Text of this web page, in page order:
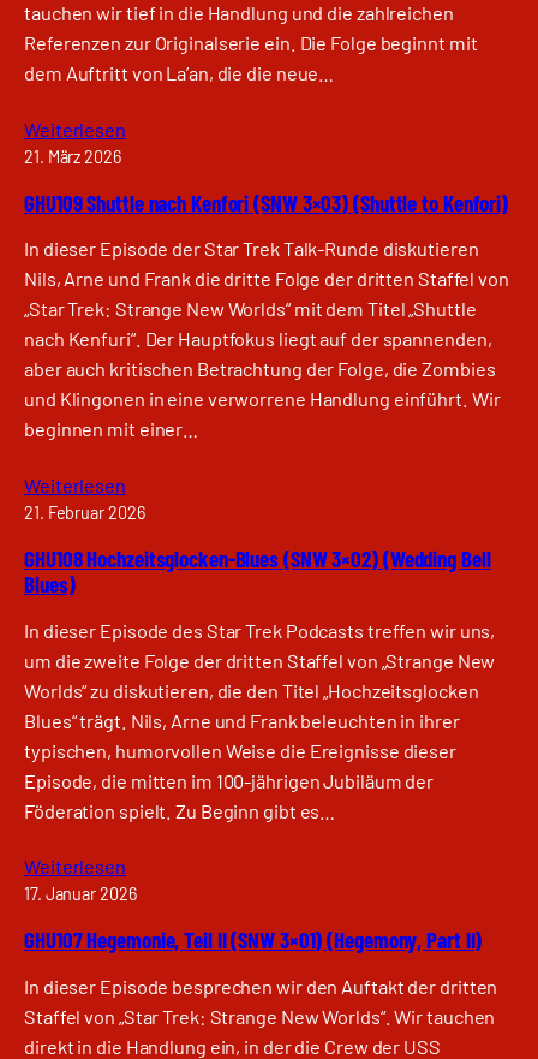
tauchen wir tief in die Handlung und die zahlreichen
Referenzen zur Originalserie ein. Die Folge beginnt mit
dem Auftritt von La’an, die die neue…
Weiterlesen
21. März 2026
GHU109 Shuttle nach Kenfori (SNW 3×03) (Shuttle to Kenfori)
In dieser Episode der Star Trek Talk-Runde diskutieren
Nils, Arne und Frank die dritte Folge der dritten Staffel von
„Star Trek: Strange New Worlds“ mit dem Titel „Shuttle
nach Kenfuri“. Der Hauptfokus liegt auf der spannenden,
aber auch kritischen Betrachtung der Folge, die Zombies
und Klingonen in eine verworrene Handlung einführt. Wir
beginnen mit einer…
Weiterlesen
21. Februar 2026
GHU108 Hochzeitsglocken-Blues (SNW 3×02) (Wedding Bell
Blues)
In dieser Episode des Star Trek Podcasts treffen wir uns,
um die zweite Folge der dritten Staffel von „Strange New
Worlds“ zu diskutieren, die den Titel „Hochzeitsglocken
Blues“ trägt. Nils, Arne und Frank beleuchten in ihrer
typischen, humorvollen Weise die Ereignisse dieser
Episode, die mitten im 100-jährigen Jubiläum der
Föderation spielt. Zu Beginn gibt es…
Weiterlesen
17. Januar 2026
GHU107 Hegemonie, Teil II (SNW 3×01) (Hegemony, Part II)
In dieser Episode besprechen wir den Auftakt der dritten
Staffel von „Star Trek: Strange New Worlds“. Wir tauchen
direkt in die Handlung ein, in der die Crew der USS